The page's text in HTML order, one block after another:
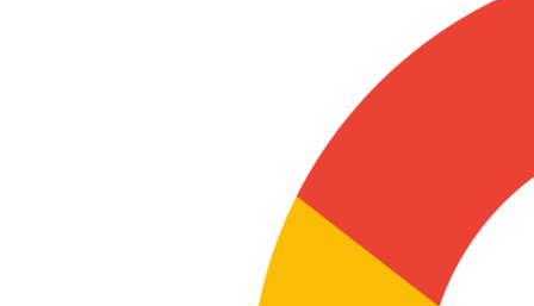
La Sole en
Cadena 3